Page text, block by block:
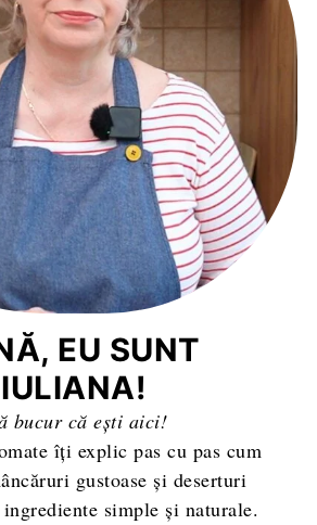
EU SUNT
IULIANA!
bucur că ești aici!
îți explic pas cu pas cum
gustoase și deserturi
simple și naturale.